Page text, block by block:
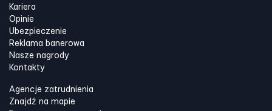
Kariera
Opinie
Ubezpieczenie
Reklama banerowa
Nasze nagrody
Kontakty
Agencje zatrudnienia
Znajdź na mapie